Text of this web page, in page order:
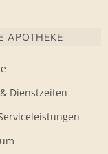
APOTHEKE
Dienstzeiten